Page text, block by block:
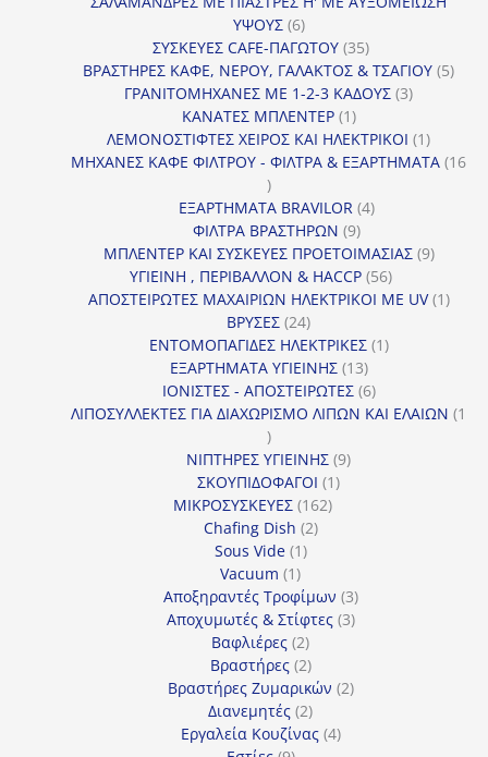
ΥΨΟΥΣ 66
προϊόντα
ΣΥΣΚΕΥΕΣ CAFE-ΠΑΓΩΤΟΥ 3535
προϊόντα
ΒΡΑΣΤΗΡΕΣ ΚΑΦΕ, ΝΕΡΟΥ, ΓΑΛΑΚΤΟΣ & ΤΣΑΓΙΟΥ 55
ΓΡΑΝΙΤΟΜΗΧΑΝΕΣ ΜΕ 1-2-3 ΚΑΔΟΥΣ 33
ΚΑΝΑΤΕΣ ΜΠΛΕΝΤΕΡ 11
προϊόν
ΛΕΜΟΝΟΣΤΙΦΤΕΣ ΧΕΙΡΟΣ ΚΑΙ ΗΛΕΚΤΡΙΚΟΙ 11
προϊόν
ΜΗΧΑΝΕΣ ΚΑΦΕ ΦΙΛΤΡΟΥ - ΦΙΛΤΡΑ & ΕΞΑΡΤΗΜΑΤΑ 16
16
προϊόντα
ΕΞΑΡΤΗΜΑΤΑ BRAVILOR 44
ΦΙΛΤΡΑ ΒΡΑΣΤΗΡΩΝ 99
προϊόντα
ΜΠΛΕΝΤΕΡ ΚΑΙ ΣΥΣΚΕΥΕΣ ΠΡΟΕΤΟΙΜΑΣΙΑΣ 99
ΥΓΙΕΙΝΗ , ΠΕΡΙΒΑΛΛΟΝ & HACCP 5656
προϊόντα
ΑΠΟΣΤΕΙΡΩΤΕΣ ΜΑΧΑΙΡΙΩΝ ΗΛΕΚΤΡΙΚΟΙ ΜΕ UV 11
ΒΡΥΣΕΣ 2424
προϊόντα
ΕΝΤΟΜΟΠΑΓΙΔΕΣ ΗΛΕΚΤΡΙΚΕΣ 11
ΕΞΑΡΤΗΜΑΤΑ ΥΓΙΕΙΝΗΣ 1313
προϊόντα
ΙΟΝΙΣΤΕΣ - ΑΠΟΣΤΕΙΡΩΤΕΣ 66
προϊόντα
ΛΙΠΟΣΥΛΛΕΚΤΕΣ ΓΙΑ ΔΙΑΧΩΡΙΣΜΟ ΛΙΠΩΝ ΚΑΙ ΕΛΑΙΩΝ 1
1
προϊόν
ΝΙΠΤΗΡΕΣ ΥΓΙΕΙΝΗΣ 99
ΣΚΟΥΠΙΔΟΦΑΓΟΙ 11
ΜΙΚΡΟΣΥΣΚΕΥΕΣ 162162
Chafing Dish 22
Sous Vide 11
Vacuum 11
προϊόν
Αποξηραντές Τροφίμων 33
προϊόντα
Αποχυμωτές & Στίφτες 33
Βαφλιέρες 22
προϊόντα
Βραστήρες 22
προϊόντα
Βραστήρες Ζυμαρικών 22
Διανεμητές 22
προϊόντα
Εργαλεία Κουζίνας 44